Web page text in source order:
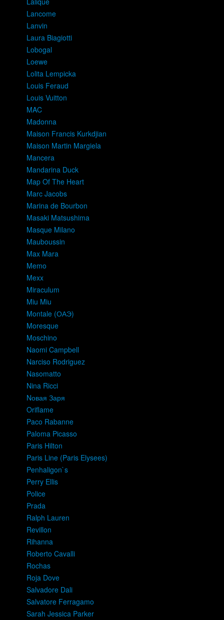
Lancome
Lanvin
Laura Biagiotti
Lobogal
Loewe
Lolita Lempicka
Louis Feraud
Louis Vuitton
MAC
Madonna
Maison Francis Kurkdjian
Maison Martin Margiela
Mancera
Mandarina Duck
Map Of The Heart
Marc Jacobs
Marina de Bourbon
Masaki Matsushima
Masque Milano
Mauboussin
Max Mara
Memo
Mexx
Miraculum
Miu Miu
Montale (ОАЭ)
Moresque
Moschino
Naomi Campbell
Narciso Rodriguez
Nasomatto
Nina Ricci
Nовая Заря
Oriflame
Paco Rabanne
Paloma Picasso
Paris Hilton
Paris Line (Paris Elysees)
Penhaligon`s
Perry Ellis
Police
Prada
Ralph Lauren
Revillon
Rihanna
Roberto Cavalli
Rochas
Roja Dove
Salvadore Dali
Salvatore Ferragamo
Sarah Jessica Parker